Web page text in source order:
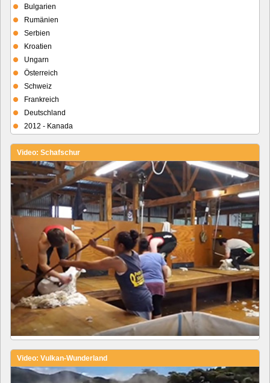
Bulgarien
Rumänien
Serbien
Kroatien
Ungarn
Österreich
Schweiz
Frankreich
Deutschland
2012 - Kanada
Video: Schafschur
Video: Vulkan-Wunderland